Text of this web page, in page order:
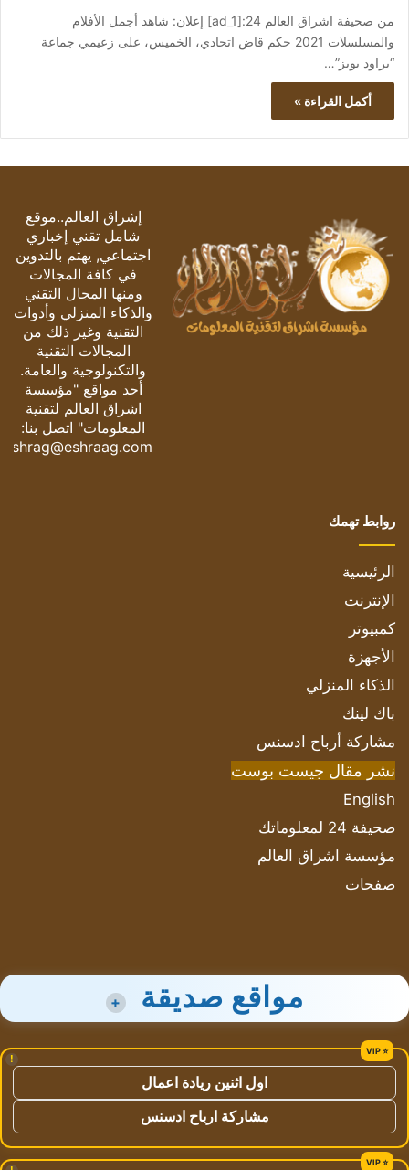
من صحيفة اشراق العالم 24:[ad_1] إعلان: شاهد أجمل الأفلام
والمسلسلات 2021 حكم قاض اتحادي، الخميس، على زعيمي جماعة
“براود بويز”…
أكمل القراءة »
إشراق العالم..موقع
شامل تقني إخباري
اجتماعي, يهتم بالتدوين
في كافة المجالات
ومنها المجال التقني
والذكاء المنزلي وأدوات
التقنية وغير ذلك من
المجالات التقنية
والتكنولوجية والعامة.
أحد مواقع "مؤسسة
اشراق العالم لتقنية
المعلومات" اتصل بنا:
eshrag@eshraag.com
روابط تهمك
الرئيسية
الإنترنت
كمبيوتر
الأجهزة
الذكاء المنزلي
باك لينك
مشاركة أرباح ادسنس
نشر مقال جيست بوست
English
صحيفة 24 لمعلوماتك
مؤسسة اشراق العالم
صفحات
مواقع صديقة +
!
اول اثنين ريادة اعمال
مشاركة ارباح ادسنس